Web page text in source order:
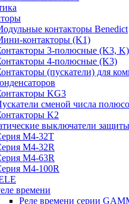
контакторы Benedict
контакторы (K1)
3-полюсные (K3, K)
4-полюсные (K3)
(пускатели) для
KG3
сменой числа
K2
выключатели защиты
M4-32T
M4-32R
M4-63R
M4-100R
времени
Реле времени серии